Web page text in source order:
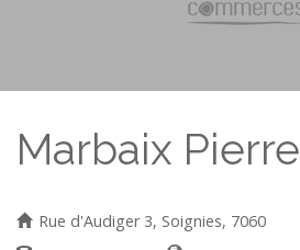
Marbaix Pierre
Rue d'Audiger 3, Soignies, 7060